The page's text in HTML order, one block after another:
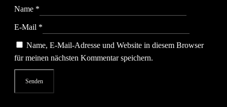
Name *
E-Mail *
Name, E-Mail-Adresse und Website in diesem Browser
für meinen nächsten Kommentar speichern.